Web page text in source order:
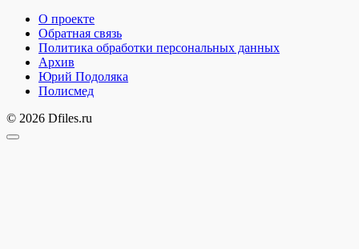
О проекте
Обратная связь
Политика обработки персональных данных
Архив
Юрий Подоляка
Полисмед
© 2026 Dfiles.ru